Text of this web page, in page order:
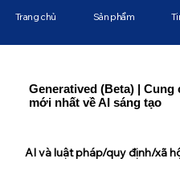
Generatived (Beta) |
mới nhất về AI sáng tạo
Trang chủ Sản phẩm
AI và luật pháp/quy định/xã